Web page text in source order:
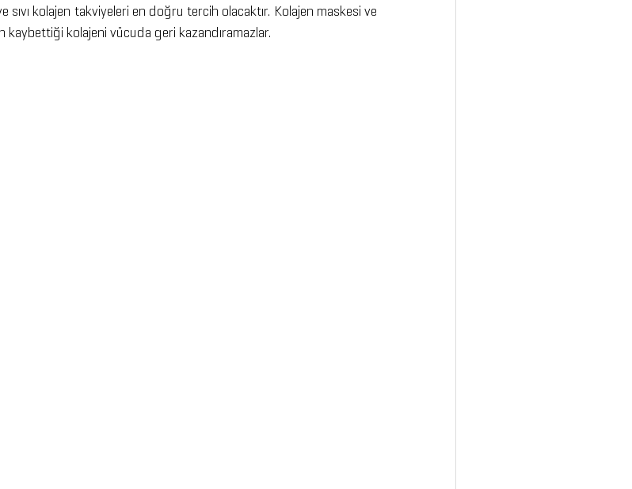
sıvı kolajen takviyeleri en doğru tercih olacaktır. Kolajen maskesi ve
kaybettiği kolajeni vücuda geri kazandıramazlar.